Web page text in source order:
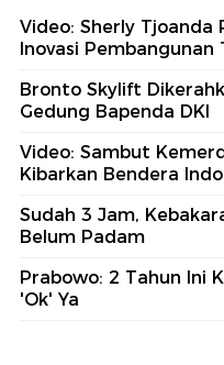
Video: Sherly Tjoanda
Inovasi Pembangunan
Bronto Skylift
Gedung Bapenda DKI
Video: Sambut
Kibarkan Bendera
Sudah 3 Jam,
Belum Padam
Prabowo: 2 Tahun Ini
'Ok' Ya